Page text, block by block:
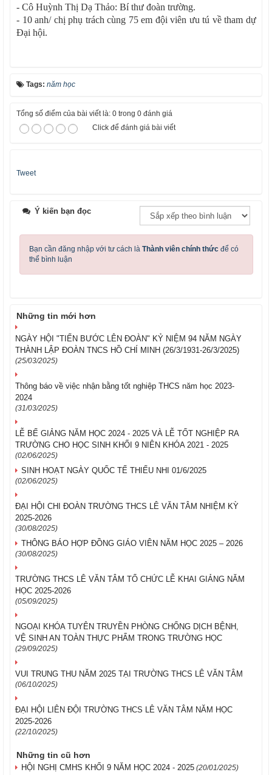
- Cô Huỳnh Thị Dạ Thảo: Bí thư đoàn trường.
- 10 anh/ chị phụ trách cùng 75 em đội viên ưu tú về tham dự
Đại hội.
Tags: năm học
Tổng số điểm của bài viết là: 0 trong 0 đánh giá
Click để đánh giá bài viết
Tweet
Ý kiến bạn đọc
Bạn cần đăng nhập với tư cách là Thành viên chính thức để có
thể bình luận
Những tin mới hơn
NGÀY HỘI "TIẾN BƯỚC LÊN ĐOÀN" KỶ NIỆM 94 NĂM NGÀY
THÀNH LẬP ĐOÀN TNCS HỒ CHÍ MINH (26/3/1931-26/3/2025)
(25/03/2025)
Thông báo về việc nhận bằng tốt nghiệp THCS năm học 2023-
2024
(31/03/2025)
LỄ BẾ GIẢNG NĂM HỌC 2024 - 2025 VÀ LỄ TỐT NGHIỆP RA
TRƯỜNG CHO HỌC SINH KHỐI 9 NIÊN KHÓA 2021 - 2025
(02/06/2025)
SINH HOẠT NGÀY QUỐC TẾ THIẾU NHI 01/6/2025
(02/06/2025)
ĐẠI HỘI CHI ĐOÀN TRƯỜNG THCS LÊ VĂN TÂM NHIỆM KỲ
2025-2026
(30/08/2025)
THÔNG BÁO HỢP ĐỒNG GIÁO VIÊN NĂM HỌC 2025 – 2026
(30/08/2025)
TRƯỜNG THCS LÊ VĂN TÂM TỔ CHỨC LỄ KHAI GIẢNG NĂM
HỌC 2025-2026
(05/09/2025)
NGOẠI KHÓA TUYÊN TRUYỀN PHÒNG CHỐNG DỊCH BỆNH,
VỆ SINH AN TOÀN THỰC PHẨM TRONG TRƯỜNG HỌC
(29/09/2025)
VUI TRUNG THU NĂM 2025 TẠI TRƯỜNG THCS LÊ VĂN TÂM
(06/10/2025)
ĐẠI HỘI LIÊN ĐỘI TRƯỜNG THCS LÊ VĂN TÂM NĂM HỌC
2025-2026
(22/10/2025)
Những tin cũ hơn
HỘI NGHỊ CMHS KHỐI 9 NĂM HỌC 2024 - 2025 (20/01/2025)